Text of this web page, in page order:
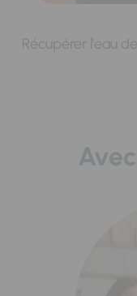
Récupérer l'eau